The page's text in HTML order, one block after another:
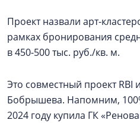
Проект назвали арт-
рамках бронирования
в 450-500 тыс. руб./кв. м.
Это совместный проект RBI
Бобрышева. Напомним,
2024 году купила ГК